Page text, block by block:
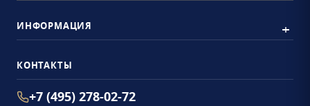
ИНФОРМАЦИЯ
КОНТАКТЫ
+7 (495) 278-02-72